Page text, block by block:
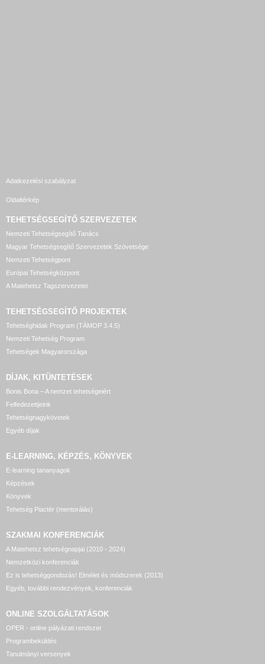
Adatkezelési szabályzat
Oldaltérkép
TEHETSÉGSEGÍTŐ SZERVEZETEK
Nemzeti Tehetségsegítő Tanács
Magyar Tehetségsegítő Szervezetek Szövetsége
Nemzeti Tehetségpont
Európai Tehetségközpont
A Matehetsz Tagszervezetei
TEHETSÉGSEGÍTŐ PROJEKTEK
Tehetséghidak Program (TÁMOP 3.4.5)
Nemzeti Tehetség Program
Tehetségek Magyarországa
DÍJAK, KITÜNTETÉSEK
Bonis Bona – A nemzet tehetségeiért
Felfedezettjeink
Tehetségnagykövetek
Egyéb díjak
E-LEARNING, KÉPZÉS, KÖNYVEK
E-learning tananyagok
Képzések
Könyvek
Tehetség Piactér (mentorálás)
SZAKMAI KONFERENCIÁK
A Matehetsz tehetségnapjai (2010 - 2024)
Nemzetközi konferenciák
Ez is tehetséggondozás! Elmélet és módszerek (2013)
Egyéb, további rendezvények, konferenciák
ONLINE SZOLGÁLTATÁSOK
OPER - online pályázati rendszer
Programbeküldés
Tanulmányi versenyek